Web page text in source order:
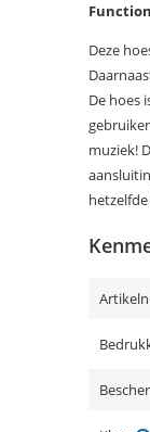
Deze
De hoes
muziek!